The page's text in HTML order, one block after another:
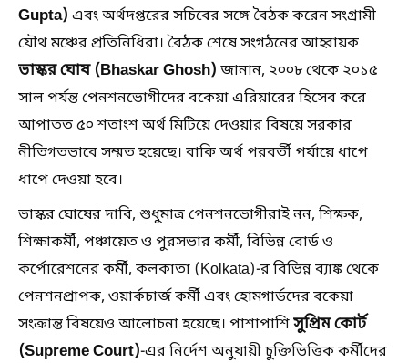
Gupta) এবং অর্থদপ্তরের সচিবের সঙ্গে বৈঠক করেন সংগ্রামী
যৌথ মঞ্চের প্রতিনিধিরা। বৈঠক শেষে সংগঠনের আহ্বায়ক
ভাস্কর ঘোষ (Bhaskar Ghosh) জানান, ২০০৮ থেকে ২০১৫
সাল পর্যন্ত পেনশনভোগীদের বকেয়া এরিয়ারের হিসেব করে
আপাতত ৫০ শতাংশ অর্থ মিটিয়ে দেওয়ার বিষয়ে সরকার
নীতিগতভাবে সম্মত হয়েছে। বাকি অর্থ পরবর্তী পর্যায়ে ধাপে
ধাপে দেওয়া হবে।
ভাস্কর ঘোষের দাবি, শুধুমাত্র পেনশনভোগীরাই নন, শিক্ষক,
শিক্ষাকর্মী, পঞ্চায়েত ও পুরসভার কর্মী, বিভিন্ন বোর্ড ও
কর্পোরেশনের কর্মী, কলকাতা (Kolkata)-র বিভিন্ন ব্যাঙ্ক থেকে
পেনশনপ্রাপক, ওয়ার্কচার্জ কর্মী এবং হোমগার্ডদের বকেয়া
সংক্রান্ত বিষয়েও আলোচনা হয়েছে। পাশাপাশিসুপ্রিম কোর্ট
(Supreme Court)-এর নির্দেশ অনুযায়ী চুক্তিভিত্তিক কর্মীদের